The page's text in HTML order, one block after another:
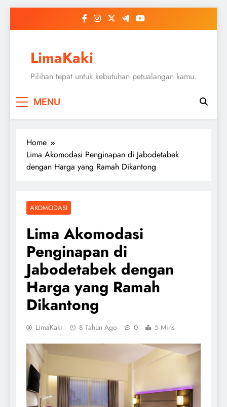
LimaKaki
Pilihan tepat untuk kebutuhan petualangan kamu.
MENU
Home
Lima Akomodasi Penginapan di Jabodetabek
dengan Harga yang Ramah Dikantong
AKOMODASI
Lima Akomodasi
Penginapan di
Jabodetabek dengan
Harga yang Ramah
Dikantong
LimaKaki 8 Tahun Ago 0 5 Mins